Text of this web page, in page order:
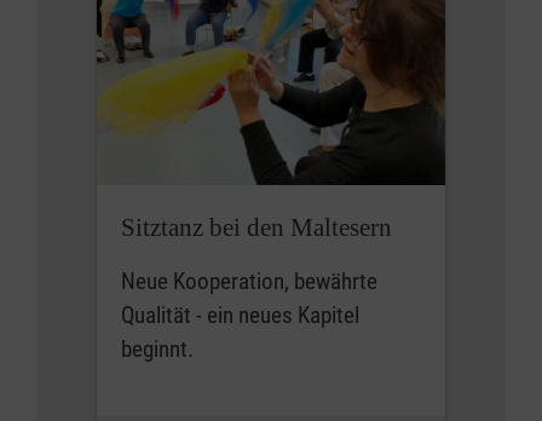
Sitztanz bei den Maltesern
Neue Kooperation, bewährte
Qualität - ein neues Kapitel
beginnt.